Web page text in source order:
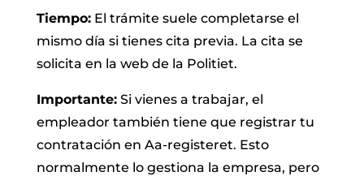
Tiempo:El trámite suele completarse el
mismo día si tienes cita previa. La cita se
solicita en la web de la Politiet.
Importante:Si vienes a trabajar, el
empleador también tiene que registrar tu
contratación en Aa-registeret. Esto
normalmente lo gestiona la empresa, pero